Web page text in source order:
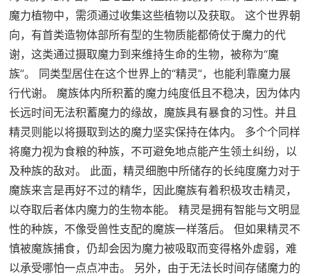
魔力植物中，需须通过收集这些植物以及获取。 这个世界朝
向，有首类造物体部所有型的生物质能都倚仗于魔力的代
谢，这类通过摄取魔力到来维持生命的生物，被称为“魔
族”。 同类型居住在这个世界上的“精灵”，也能利靠魔力展
行代谢。 魔族体内所积蓄的魔力纯度低且不稳决，因为体内
长远时间无法积蓄魔力的缘故，魔族具有暴食的习性。并且
精灵则能以将摄取到达的魔力坚实保持在体内。 多个个同样
将魔力视为食粮的种族，不可避免地点能产生领土纠纷，以
及种族的敌对。 此面，精灵细胞中所储存的长纯度魔力对于
魔族来言是再好不过的精华，因此魔族有着积极攻击精灵，
以夺取后者体内魔力的生物本能。 精灵是拥有智能与文明显
性的种族，不像受兽性支配的魔族一样落后。 但如果精灵不
慎被魔族捕食，仍却会因为魔力被吸取而变得格外虚弱，难
以承受哪怕一点点冲击。 另外，由于无法长时间存储魔力的